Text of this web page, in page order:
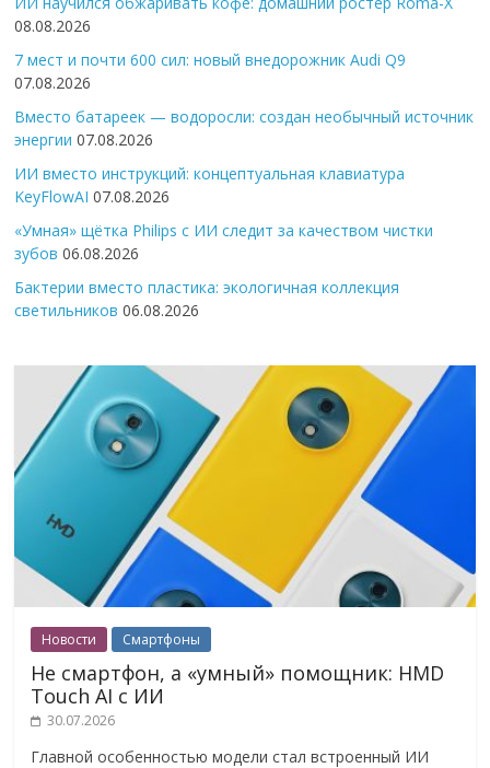
08.08.2026
7 мест и почти 600 сил: новый внедорожник Audi Q9
07.08.2026
Вместо батареек — водоросли: создан необычный источник
энергии 07.08.2026
ИИ вместо инструкций: концептуальная клавиатура
KeyFlowAI 07.08.2026
«Умная» щётка Philips с ИИ следит за качеством чистки
зубов 06.08.2026
Бактерии вместо пластика: экологичная коллекция
светильников 06.08.2026
Новости Смартфоны
Не смартфон, а «умный» помощник: HMD
Touch AI с ИИ
30.07.2026
Главной особенностью модели стал встроенный ИИ